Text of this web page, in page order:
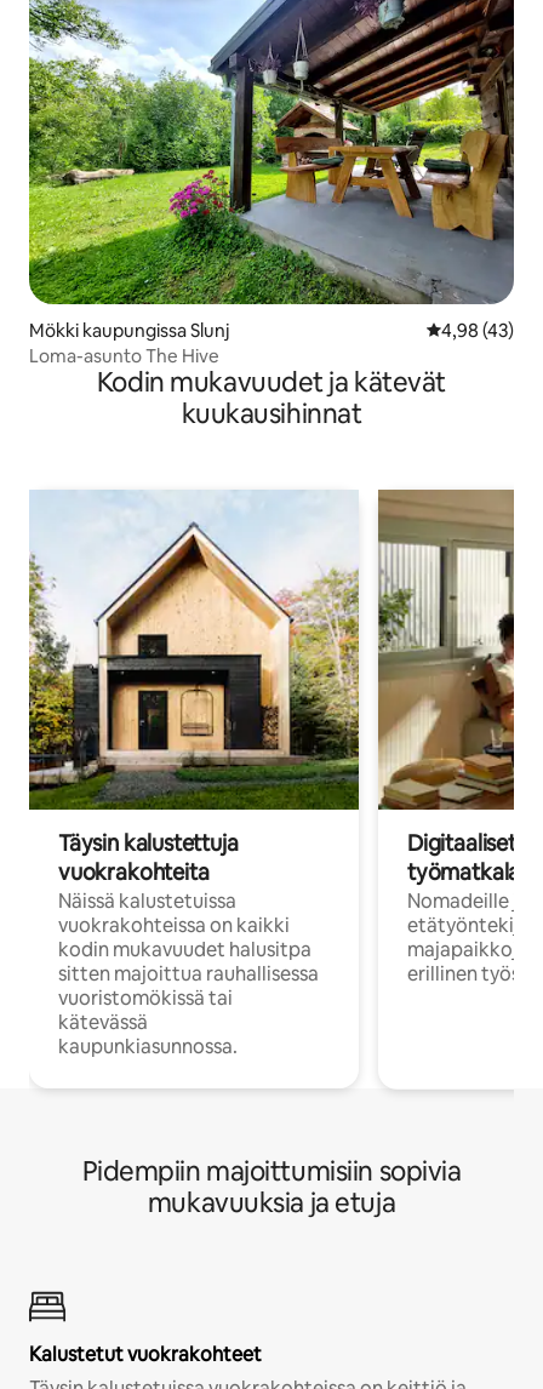
Mökki kaupungissa Slunj
4,98 (43)
Loma-asunto The Hive
Kodin mukavuudet ja kätevät
kuukausihinnat
Täysin kalustettuja
vuokrakohteita
Näissä kalustetuissa
vuokrakohteissa on kaikki
kodin mukavuudet halusitpa
sitten majoittua rauhallisessa
vuoristomökissä tai
kätevässä
kaupunkiasunnossa.
Digitaaliset
Nomadeille ja
majapaikkoja,
erillinen
Pidempiin majoittumisiin sopivia
mukavuuksia ja etuja
Kalustetut vuokrakohteet